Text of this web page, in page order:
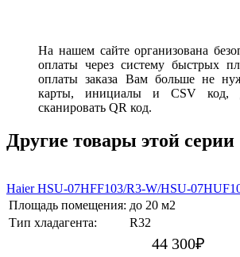
На нашем сайте организована
оплаты через систему быстрых
оплаты заказа Вам больше не
карты, инициалы и CSV код,
сканировать QR код.
Другие товары этой серии
Haier HSU-07HFF103/R3-W/HSU-
Площадь помещения: до 20 м2
Тип хладагента:
R32
44 300₽